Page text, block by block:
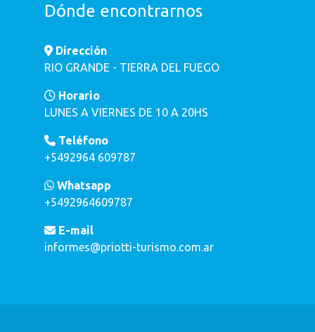
Dónde encontrarnos
Dirección
RIO GRANDE - TIERRA DEL FUEGO
Horario
LUNES A VIERNES DE 10 A 20HS
Teléfono
+5492964 609787
Whatsapp
+5492964609787
E-mail
informes@priotti-turismo.com.ar